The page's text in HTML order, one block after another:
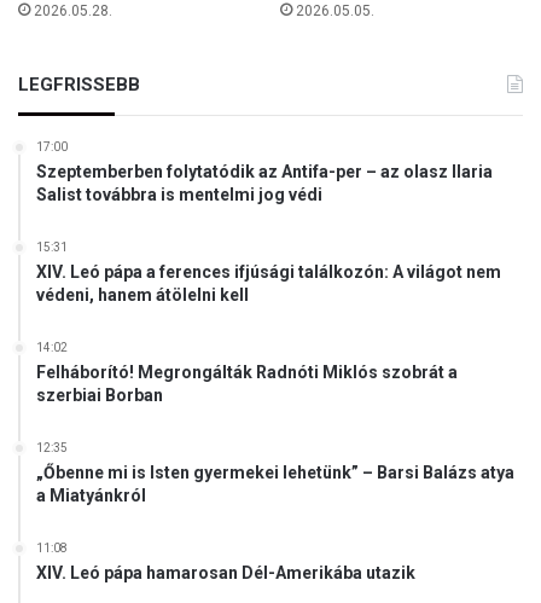
y
!
2026.05.28. 2026.05.05.
LEGFRISSEBB
17:00
Szeptemberben folytatódik az Antifa-per – az olasz Ilaria
Salist továbbra is mentelmi jog védi
15:31
XIV. Leó pápa a ferences ifjúsági találkozón: A világot nem
védeni, hanem átölelni kell
14:02
Felháborító! Megrongálták Radnóti Miklós szobrát a
szerbiai Borban
12:35
„Őbenne mi is Isten gyermekei lehetünk” – Barsi Balázs atya
a Miatyánkról
11:08
XIV. Leó pápa hamarosan Dél-Amerikába utazik